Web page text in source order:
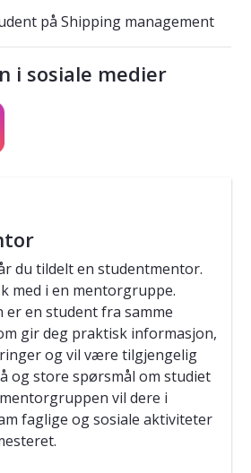
på Shipping management
i sosiale medier
du tildelt en studentmentor.
med i en mentorgruppe.
en student fra samme
gir deg praktisk informasjon,
og vil være tilgjengelig
og store spørsmål om studiet
vil dere i
faglige og sosiale aktiviteter